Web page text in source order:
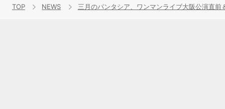
TOP NEWS 三月のパンタシア、ワンマンライブ大阪公演直